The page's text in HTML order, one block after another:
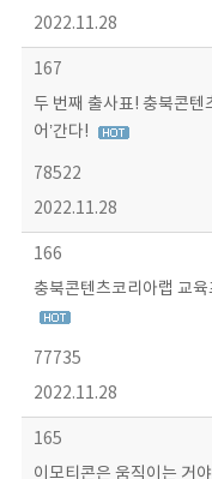
2022.11.28
167
두 번째 출사표! 충북콘텐
어’간다!
78522
2022.11.28
166
충북콘텐츠코리아랩 교육
77735
2022.11.28
165
이모티콘은 움직이는 거